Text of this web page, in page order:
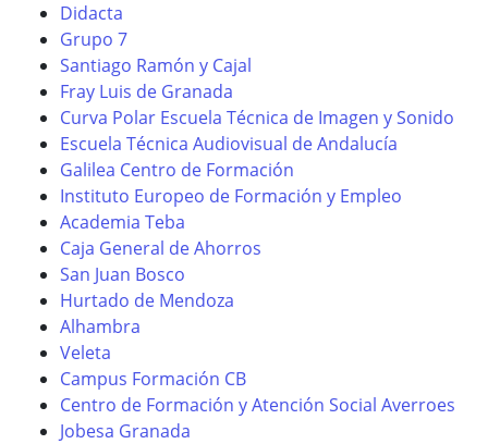
Didacta
Grupo 7
Santiago Ramón y Cajal
Fray Luis de Granada
Curva Polar Escuela Técnica de Imagen y Sonido
Escuela Técnica Audiovisual de Andalucía
Galilea Centro de Formación
Instituto Europeo de Formación y Empleo
Academia Teba
Caja General de Ahorros
San Juan Bosco
Hurtado de Mendoza
Alhambra
Veleta
Campus Formación CB
Centro de Formación y Atención Social Averroes
Jobesa Granada